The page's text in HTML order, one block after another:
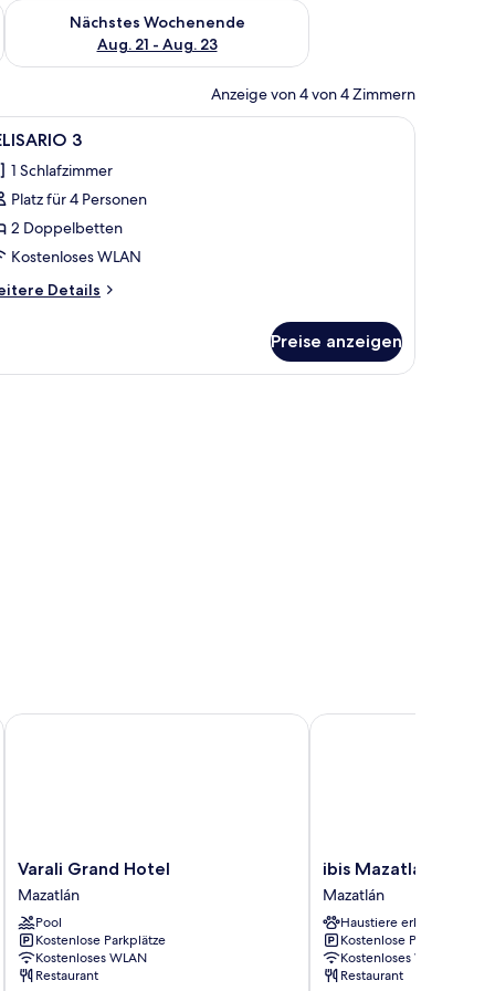
Aug. 14 - Aug. 16.
Nächstes Wochenende
Aug. 21 - Aug. 23
Überprüfe die Verfügbarkeit für nächstes Wochenende, Aug.
Anzeige von 4 von 4 Zimmern
Muschel und einem Nachttisch mit einer Lampe.
Holzschrank, einem Spiegel, einer dekorativen Sonne und einem Fenster
Ein Hotelzimmer mit zwei Betten, einem
10 3
1 Schlafzimmer
Platz für 4 Personen
2 Doppelbetten
Kostenloses WLAN
Details
Preise anzeigen
Varali
Grand
Hotel
Mazatlán
Varali Grand Hotel
Mazatlán
Pool
Kostenlose Parkplätze
Kostenloses WLAN
Restaurant
Varali Grand Hotel
ibis
Mazatlán
Marina
Mazatlán
ibis Mazatlán Marina
Mazatlán
Haustiere erlaubt
Kostenlose Parkplätze
Kostenloses WLAN
Restaurant
ibis Mazatlán Marina